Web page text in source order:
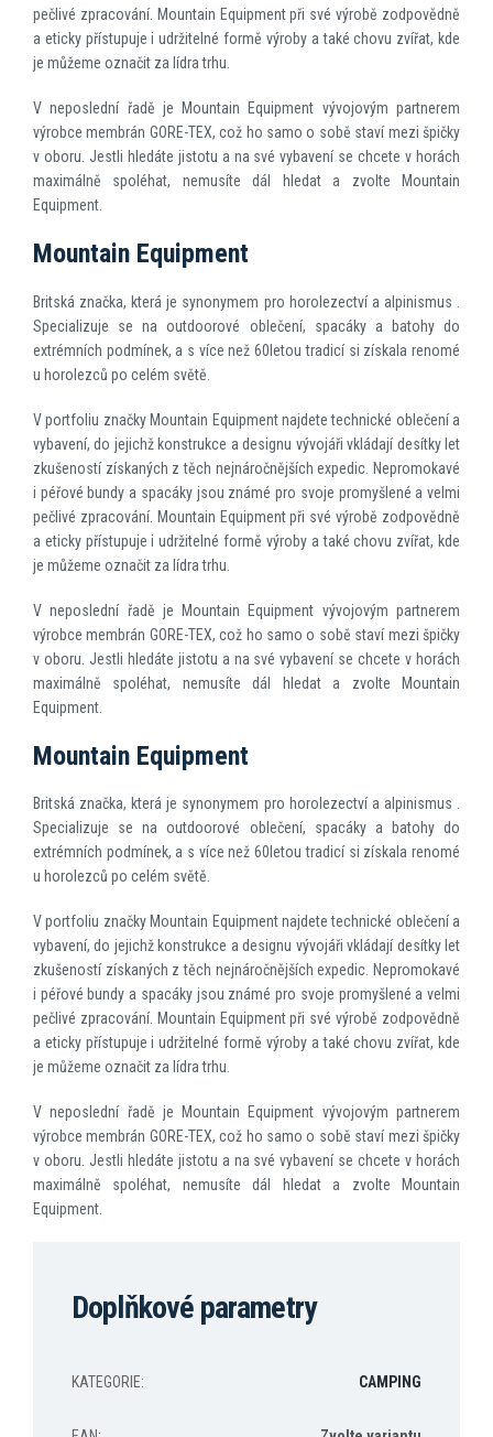
pečlivé zpracování. Mountain Equipment při své výrobě zodpovědně
a eticky přístupuje i udržitelné formě výroby a také chovu zvířat, kde
je můžeme označit za lídra trhu.
V neposlední řadě je Mountain Equipment vývojovým partnerem
výrobce membrán GORE-TEX, což ho samo o sobě staví mezi špičky
v oboru. Jestli hledáte jistotu a na své vybavení se chcete v horách
maximálně spoléhat, nemusíte dál hledat a zvolte Mountain
Equipment.
Mountain Equipment
Britská značka, která je synonymem pro horolezectví a alpinismus .
Specializuje se na outdoorové oblečení, spacáky a batohy do
extrémních podmínek, a s více než 60letou tradicí si získala renomé
u horolezců po celém světě.
V portfoliu značky Mountain Equipment najdete technické oblečení a
vybavení, do jejichž konstrukce a designu vývojáři vkládají desítky let
zkušeností získaných z těch nejnáročnějších expedic. Nepromokavé
i péřové bundy a spacáky jsou známé pro svoje promyšlené a velmi
pečlivé zpracování. Mountain Equipment při své výrobě zodpovědně
a eticky přístupuje i udržitelné formě výroby a také chovu zvířat, kde
je můžeme označit za lídra trhu.
V neposlední řadě je Mountain Equipment vývojovým partnerem
výrobce membrán GORE-TEX, což ho samo o sobě staví mezi špičky
v oboru. Jestli hledáte jistotu a na své vybavení se chcete v horách
maximálně spoléhat, nemusíte dál hledat a zvolte Mountain
Equipment.
Mountain Equipment
Britská značka, která je synonymem pro horolezectví a alpinismus .
Specializuje se na outdoorové oblečení, spacáky a batohy do
extrémních podmínek, a s více než 60letou tradicí si získala renomé
u horolezců po celém světě.
V portfoliu značky Mountain Equipment najdete technické oblečení a
vybavení, do jejichž konstrukce a designu vývojáři vkládají desítky let
zkušeností získaných z těch nejnáročnějších expedic. Nepromokavé
i péřové bundy a spacáky jsou známé pro svoje promyšlené a velmi
pečlivé zpracování. Mountain Equipment při své výrobě zodpovědně
a eticky přístupuje i udržitelné formě výroby a také chovu zvířat, kde
je můžeme označit za lídra trhu.
V neposlední řadě je Mountain Equipment vývojovým partnerem
výrobce membrán GORE-TEX, což ho samo o sobě staví mezi špičky
v oboru. Jestli hledáte jistotu a na své vybavení se chcete v horách
maximálně spoléhat, nemusíte dál hledat a zvolte Mountain
Equipment.
Doplňkové parametry
KATEGORIE: CAMPING